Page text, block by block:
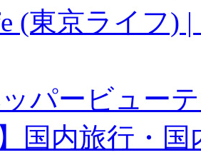
(東京ライフ)
パービュー
】国内旅行・